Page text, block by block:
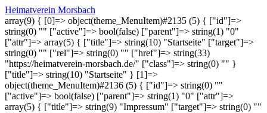
Heimatverein Morsbach
array(9) { [0]=> object(theme_MenuItem)#2135 (5) { ["id"]=>
string(0) "" ["active"]=> bool(false) ["parent"]=> string(1) "0"
["attr"]=> array(5) { ["title"]=> string(10) "Startseite" ["target"]=>
string(0) "" ["rel"]=> string(0) "" ["href"]=> string(33)
"https://heimatverein-morsbach.de/" ["class"]=> string(0) "" }
["title"]=> string(10) "Startseite" } [1]=>
object(theme_MenuItem)#2136 (5) { ["id"]=> string(0) ""
["active"]=> bool(false) ["parent"]=> string(1) "0" ["attr"]=>
array(5) { ["title"]=> string(9) "Impressum" ["target"]=> string(0) ""